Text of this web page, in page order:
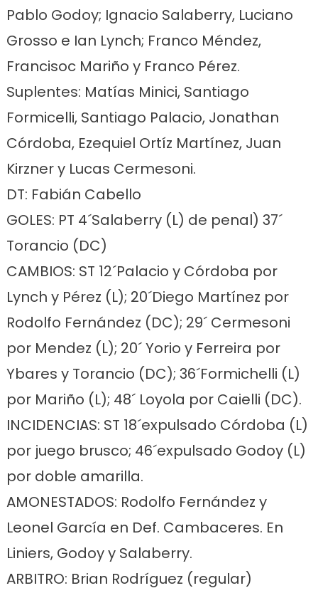
Pablo Godoy; Ignacio Salaberry, Luciano
Grosso e Ian Lynch; Franco Méndez,
Francisoc Mariño y Franco Pérez.
Suplentes: Matías Minici, Santiago
Formicelli, Santiago Palacio, Jonathan
Córdoba, Ezequiel Ortíz Martínez, Juan
Kirzner y Lucas Cermesoni.
DT: Fabián Cabello
GOLES: PT 4´Salaberry (L) de penal) 37´
Torancio (DC)
CAMBIOS: ST 12´Palacio y Córdoba por
Lynch y Pérez (L); 20´Diego Martínez por
Rodolfo Fernández (DC); 29´ Cermesoni
por Mendez (L); 20´ Yorio y Ferreira por
Ybares y Torancio (DC); 36´Formichelli (L)
por Mariño (L); 48´ Loyola por Caielli (DC).
INCIDENCIAS: ST 18´expulsado Córdoba (L)
por juego brusco; 46´expulsado Godoy (L)
por doble amarilla.
AMONESTADOS: Rodolfo Fernández y
Leonel García en Def. Cambaceres. En
Liniers, Godoy y Salaberry.
ARBITRO: Brian Rodríguez (regular)